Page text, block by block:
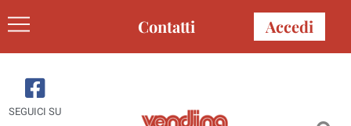
Contatti Accedi
SEGUICI SU